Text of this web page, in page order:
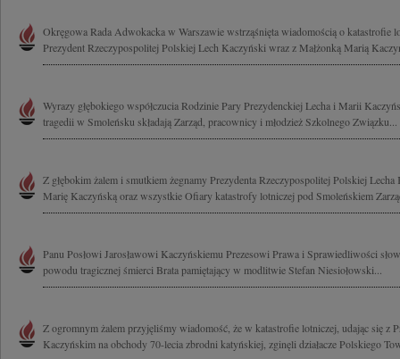
Okręgowa Rada Adwokacka w Warszawie wstrząśnięta wiadomością o katastrofie
Prezydent Rzeczypospolitej Polskiej Lech Kaczyński wraz z Małżonką Marią
Wyrazy głębokiego współczucia Rodzinie Pary Prezydenckiej Lecha i Marii
tragedii w Smoleńsku składają Zarząd, pracownicy i młodzież Szkolnego Związku...
Z głębokim żalem i smutkiem żegnamy Prezydenta Rzeczypospolitej Polskiej Lecha
Marię Kaczyńską oraz wszystkie Ofiary katastrofy lotniczej pod Smoleńskiem
Panu Posłowi Jarosławowi Kaczyńskiemu Prezesowi Prawa i Sprawiedliwości
powodu tragicznej śmierci Brata pamiętający w modlitwie Stefan Niesiołowski...
Z ogromnym żalem przyjęliśmy wiadomość, że w katastrofie lotniczej, udając się z
Kaczyńskim na obchody 70-lecia zbrodni katyńskiej, zginęli działacze Polskiego